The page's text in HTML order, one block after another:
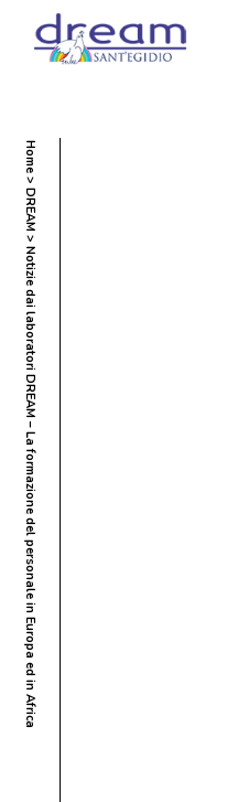
Home
DREAM
Notizie dai laboratori DREAM – La formazione del personale in Europa ed in Africa